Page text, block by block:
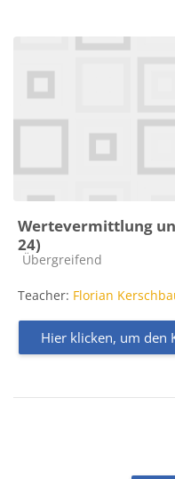
Wertevermittlung
24)
Kursbereich
Übergreifend
Teacher: Florian
Hier klicken, um den